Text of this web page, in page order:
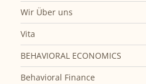
Wir Über uns
Vita
BEHAVIORAL ECONOMICS
Behavioral Finance